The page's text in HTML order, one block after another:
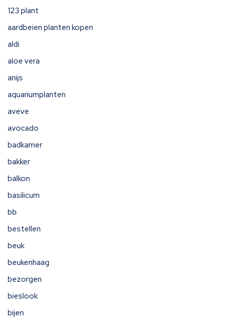
123 plant
aardbeien planten kopen
aldi
aloe vera
anijs
aquariumplanten
aveve
avocado
badkamer
bakker
balkon
basilicum
bb
bestellen
beuk
beukenhaag
bezorgen
bieslook
bijen